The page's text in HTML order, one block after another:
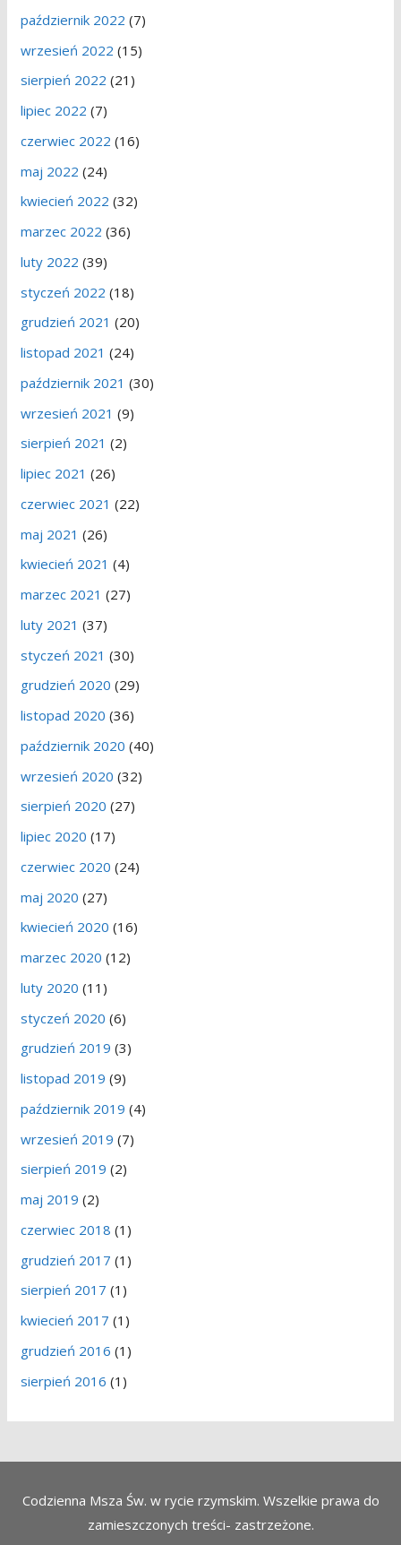
październik 2022 (7)
wrzesień 2022 (15)
sierpień 2022 (21)
lipiec 2022 (7)
czerwiec 2022 (16)
maj 2022 (24)
kwiecień 2022 (32)
marzec 2022 (36)
luty 2022 (39)
styczeń 2022 (18)
grudzień 2021 (20)
listopad 2021 (24)
październik 2021 (30)
wrzesień 2021 (9)
sierpień 2021 (2)
lipiec 2021 (26)
czerwiec 2021 (22)
maj 2021 (26)
kwiecień 2021 (4)
marzec 2021 (27)
luty 2021 (37)
styczeń 2021 (30)
grudzień 2020 (29)
listopad 2020 (36)
październik 2020 (40)
wrzesień 2020 (32)
sierpień 2020 (27)
lipiec 2020 (17)
czerwiec 2020 (24)
maj 2020 (27)
kwiecień 2020 (16)
marzec 2020 (12)
luty 2020 (11)
styczeń 2020 (6)
grudzień 2019 (3)
listopad 2019 (9)
październik 2019 (4)
wrzesień 2019 (7)
sierpień 2019 (2)
maj 2019 (2)
czerwiec 2018 (1)
grudzień 2017 (1)
sierpień 2017 (1)
kwiecień 2017 (1)
grudzień 2016 (1)
sierpień 2016 (1)
Codzienna Msza Św. w rycie rzymskim. Wszelkie prawa do
zamieszczonych treści- zastrzeżone.